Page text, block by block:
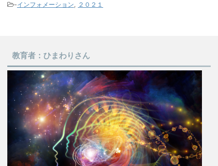
-インフォメーション, ２０２１
教育者：ひまわりさん